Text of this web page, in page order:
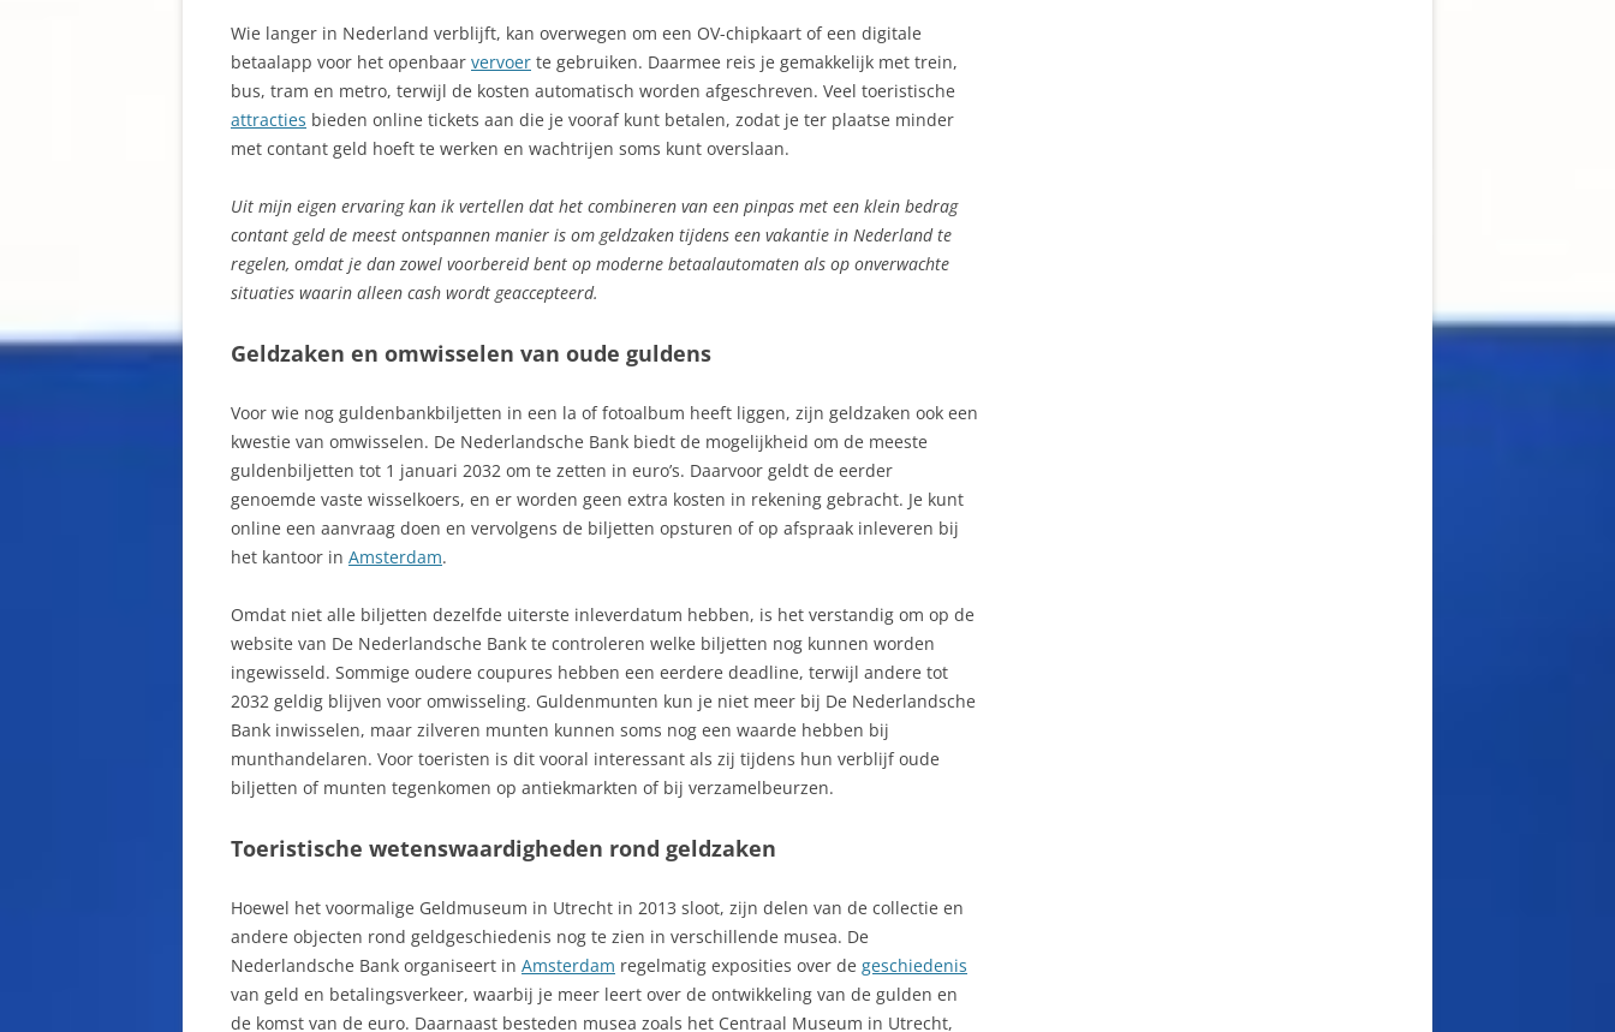
Wie langer in Nederland verblijft, kan overwegen om een OV-chipkaart of een digitale
betaalapp voor het openbaar vervoer te gebruiken. Daarmee reis je gemakkelijk met trein,
bus, tram en metro, terwijl de kosten automatisch worden afgeschreven. Veel toeristische
attracties bieden online tickets aan die je vooraf kunt betalen, zodat je ter plaatse minder
met contant geld hoeft te werken en wachtrijen soms kunt overslaan.
Uit mijn eigen ervaring kan ik vertellen dat het combineren van een pinpas met een klein bedrag
contant geld de meest ontspannen manier is om geldzaken tijdens een vakantie in Nederland te
regelen, omdat je dan zowel voorbereid bent op moderne betaalautomaten als op onverwachte
situaties waarin alleen cash wordt geaccepteerd.
Geldzaken en omwisselen van oude guldens
Voor wie nog guldenbankbiljetten in een la of fotoalbum heeft liggen, zijn geldzaken ook een
kwestie van omwisselen. De Nederlandsche Bank biedt de mogelijkheid om de meeste
guldenbiljetten tot 1 januari 2032 om te zetten in euro’s. Daarvoor geldt de eerder
genoemde vaste wisselkoers, en er worden geen extra kosten in rekening gebracht. Je kunt
online een aanvraag doen en vervolgens de biljetten opsturen of op afspraak inleveren bij
het kantoor in Amsterdam.
Omdat niet alle biljetten dezelfde uiterste inleverdatum hebben, is het verstandig om op de
website van De Nederlandsche Bank te controleren welke biljetten nog kunnen worden
ingewisseld. Sommige oudere coupures hebben een eerdere deadline, terwijl andere tot
2032 geldig blijven voor omwisseling. Guldenmunten kun je niet meer bij De Nederlandsche
Bank inwisselen, maar zilveren munten kunnen soms nog een waarde hebben bij
munthandelaren. Voor toeristen is dit vooral interessant als zij tijdens hun verblijf oude
biljetten of munten tegenkomen op antiekmarkten of bij verzamelbeurzen.
Toeristische wetenswaardigheden rond geldzaken
Hoewel het voormalige Geldmuseum in Utrecht in 2013 sloot, zijn delen van de collectie en
andere objecten rond geldgeschiedenis nog te zien in verschillende musea. De
Nederlandsche Bank organiseert in Amsterdam regelmatig exposities over de geschiedenis
van geld en betalingsverkeer, waarbij je meer leert over de ontwikkeling van de gulden en
de komst van de euro. Daarnaast besteden musea zoals het Centraal Museum in Utrecht,